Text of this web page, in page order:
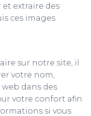
extraire des
ces images.
sur notre site, il
votre nom,
dans des
votre confort afin
si vous